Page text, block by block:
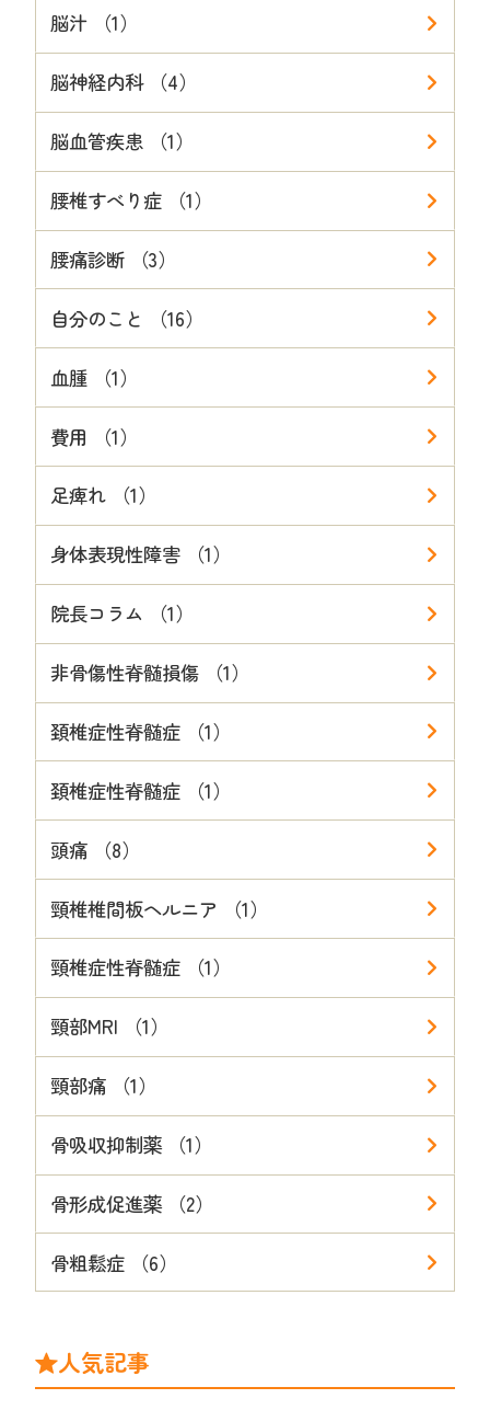
脳汁 （1）
脳神経内科 （4）
脳血管疾患 （1）
腰椎すべり症 （1）
腰痛診断 （3）
自分のこと （16）
血腫 （1）
費用 （1）
足痺れ （1）
身体表現性障害 （1）
院長コラム （1）
非骨傷性脊髄損傷 （1）
頚椎症性脊髄症 （1）
頚椎症性脊髄症 （1）
頭痛 （8）
頸椎椎間板ヘルニア （1）
頸椎症性脊髄症 （1）
頸部MRI （1）
頸部痛 （1）
骨吸収抑制薬 （1）
骨形成促進薬 （2）
骨粗鬆症 （6）
人気記事